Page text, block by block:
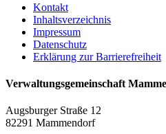
Kontakt
Inhaltsverzeichnis
Impressum
Datenschutz
Erklärung zur Barrierefreiheit
Verwaltungsgemeinschaft
Augsburger Straße 12
82291 Mammendorf